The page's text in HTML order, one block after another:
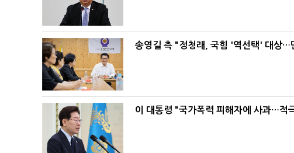
송영길 측 "정청래, 국힘 '역선택' 대상…
이 대통령 "국가폭력 피해자에 사과…적